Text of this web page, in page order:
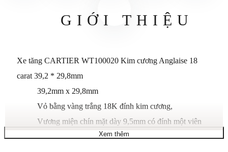
GIỚI THIỆU
Xe tăng CARTIER WT100020 Kim cương Anglaise 18
carat 39,2 * 29,8mm
39,2mm x 29,8mm
Vỏ bằng vàng trắng 18K đính kim cương,
Vương miện chín mặt dày 9,5mm có đính một viên
kim cương cắt,
Xem thêm